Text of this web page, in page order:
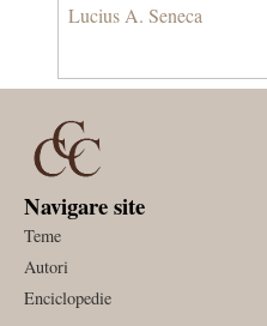
Lucius A. Seneca
Navigare site
Teme
Autori
Enciclopedie